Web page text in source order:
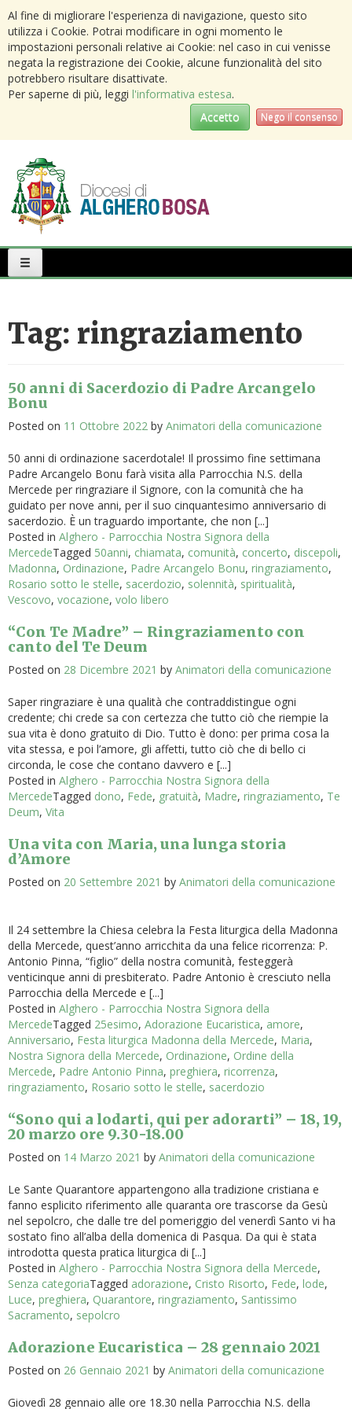
Al fine di migliorare l'esperienza di navigazione, questo sito
utilizza i Cookie. Potrai modificare in ogni momento le
impostazioni personali relative ai Cookie: nel caso in cui venisse
negata la registrazione dei Cookie, alcune funzionalità del sito
potrebbero risultare disattivate.
Per saperne di più, leggi l'informativa estesa.
Accetto
Nego il consenso
Menu
Tag: ringraziamento
50 anni di Sacerdozio di Padre Arcangelo
Bonu
Posted on 11 Ottobre 2022 by Animatori della comunicazione
50 anni di ordinazione sacerdotale! Il prossimo fine settimana
Padre Arcangelo Bonu farà visita alla Parrocchia N.S. della
Mercede per ringraziare il Signore, con la comunità che ha
guidato per nove anni, per il suo cinquantesimo anniversario di
sacerdozio. È un traguardo importante, che non [...]
Posted in Alghero - Parrocchia Nostra Signora della
MercedeTagged 50anni, chiamata, comunità, concerto, discepoli,
Madonna, Ordinazione, Padre Arcangelo Bonu, ringraziamento,
Rosario sotto le stelle, sacerdozio, solennità, spiritualità,
Vescovo, vocazione, volo libero
“Con Te Madre” – Ringraziamento con
canto del Te Deum
Posted on 28 Dicembre 2021 by Animatori della comunicazione
Saper ringraziare è una qualità che contraddistingue ogni
credente; chi crede sa con certezza che tutto ciò che riempie la
sua vita è dono gratuito di Dio. Tutto è dono: per prima cosa la
vita stessa, e poi l’amore, gli affetti, tutto ciò che di bello ci
circonda, le cose che contano davvero e [...]
Posted in Alghero - Parrocchia Nostra Signora della
MercedeTagged dono, Fede, gratuità, Madre, ringraziamento, Te
Deum, Vita
Una vita con Maria, una lunga storia
d’Amore
Posted on 20 Settembre 2021 by Animatori della comunicazione
Il 24 settembre la Chiesa celebra la Festa liturgica della Madonna
della Mercede, quest’anno arricchita da una felice ricorrenza: P.
Antonio Pinna, “figlio” della nostra comunità, festeggerà
venticinque anni di presbiterato. Padre Antonio è cresciuto nella
Parrocchia della Mercede e [...]
Posted in Alghero - Parrocchia Nostra Signora della
MercedeTagged 25esimo, Adorazione Eucaristica, amore,
Anniversario, Festa liturgica Madonna della Mercede, Maria,
Nostra Signora della Mercede, Ordinazione, Ordine della
Mercede, Padre Antonio Pinna, preghiera, ricorrenza,
ringraziamento, Rosario sotto le stelle, sacerdozio
“Sono qui a lodarti, qui per adorarti” – 18, 19,
20 marzo ore 9.30-18.00
Posted on 14 Marzo 2021 by Animatori della comunicazione
Le Sante Quarantore appartengono alla tradizione cristiana e
fanno esplicito riferimento alle quaranta ore trascorse da Gesù
nel sepolcro, che dalle tre del pomeriggio del venerdì Santo vi ha
sostato fino all’alba della domenica di Pasqua. Da qui è stata
introdotta questa pratica liturgica di [...]
Posted in Alghero - Parrocchia Nostra Signora della Mercede,
Senza categoriaTagged adorazione, Cristo Risorto, Fede, lode,
Luce, preghiera, Quarantore, ringraziamento, Santissimo
Sacramento, sepolcro
Adorazione Eucaristica – 28 gennaio 2021
Posted on 26 Gennaio 2021 by Animatori della comunicazione
Giovedì 28 gennaio alle ore 18.30 nella Parrocchia N.S. della